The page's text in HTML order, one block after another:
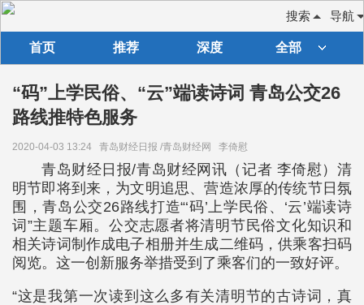
导航
搜索
首页 推荐 深度 全部
“码”上学民俗、“云”端读诗词 青岛公交26
路线推特色服务
2020-04-03 13:24 青岛财经日报 /青岛财经网 李倚慰
青岛财经日报/青岛财经网讯（记者 李倚慰）清
明节即将到来，为文明追思、营造浓厚的传统节日氛
围，青岛公交26路线打造“‘码’上学民俗、‘云’端读诗
词”主题车厢。公交志愿者将清明节民俗文化知识和
相关诗词制作成电子相册并生成二维码，供乘客扫码
阅览。这一创新服务举措受到了乘客们的一致好评。
“这是我第一次读到这么多有关清明节的古诗词，真